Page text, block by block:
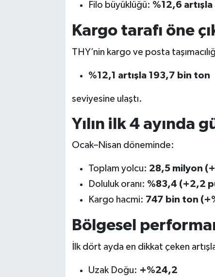
Filo büyüklüğü: %12,6
Kargo tarafı öne
THY’nin kargo ve posta
%12,1 artışla 193,7 bin ton
seviyesine ulaştı.
Yılın ilk 4 ayında
Ocak–Nisan döneminde:
Toplam yolcu: 28,5 milyon
Doluluk oranı: %83,4 (+2,2
Kargo hacmi: 747 bin ton
Bölgesel
İlk dört ayda en dikkat çeken
Uzak Doğu: +%24,2